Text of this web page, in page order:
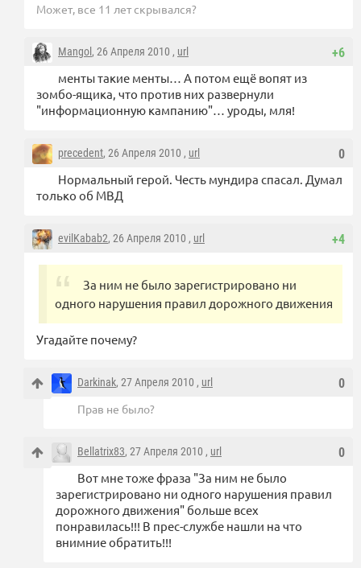
Может, все 11 лет скрывался?
+6
Mangol , 26 Апреля 2010 , url
менты такие менты… А потом ещё вопят из
зомбо-ящика, что против них развернули
"информационную кампанию"… уроды, мля!
0
precedent, 26 Апреля 2010 , url
Нормальный герой. Честь мундира спасал. Думал
только об МВД
+4
evilKabab2, 26 Апреля 2010 , url
За ним не было зарегистрировано ни
одного нарушения правил дорожного движения
Угадайте почему?
0
Darkinak, 27 Апреля 2010 , url
Прав не было?
0
Bellatrix83, 27 Апреля 2010 , url
Вот мне тоже фраза "За ним не было
зарегистрировано ни одного нарушения правил
дорожного движения" больше всех
понравилась!!! В прес-службе нашли на что
внимние обратить!!!